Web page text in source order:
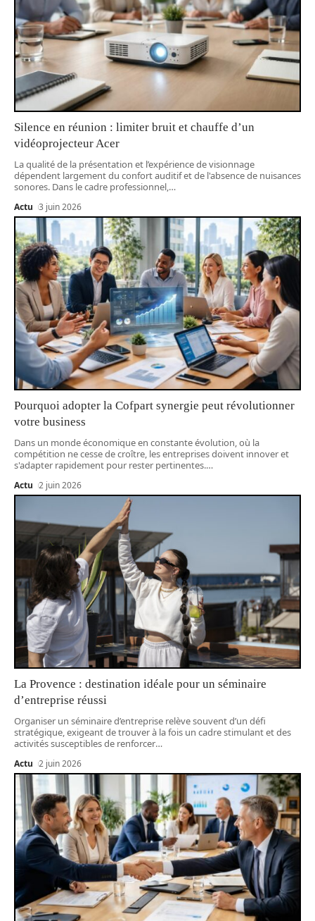
Silence en réunion : limiter bruit et chauffe d’un
vidéoprojecteur Acer
La qualité de la présentation et l’expérience de visionnage
dépendent largement du confort auditif et de l'absence de nuisances
sonores. Dans le cadre professionnel,…
Actu 3 juin 2026
Pourquoi adopter la Cofpart synergie peut révolutionner
votre business
Dans un monde économique en constante évolution, où la
compétition ne cesse de croître, les entreprises doivent innover et
s'adapter rapidement pour rester pertinentes.…
Actu 2 juin 2026
La Provence : destination idéale pour un séminaire
d’entreprise réussi
Organiser un séminaire d’entreprise relève souvent d’un défi
stratégique, exigeant de trouver à la fois un cadre stimulant et des
activités susceptibles de renforcer…
Actu 2 juin 2026